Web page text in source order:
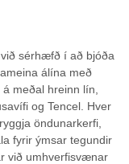
sérhæfð í að bjóða
álína með
meðal hreinn lín,
og Tencel. Hver
öndunarkerfi,
fyrir ýmsar tegundir
við umhverfisvænar